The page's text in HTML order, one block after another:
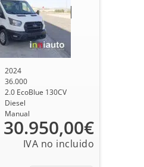
2024
36.000
2.0 EcoBlue 130CV
Diesel
Manual
30.950,00€